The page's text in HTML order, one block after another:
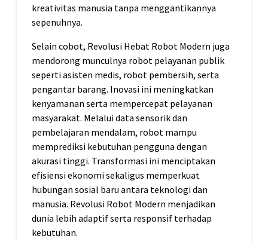
kreativitas manusia tanpa menggantikannya
sepenuhnya.
Selain cobot, Revolusi Hebat Robot Modern juga
mendorong munculnya robot pelayanan publik
seperti asisten medis, robot pembersih, serta
pengantar barang. Inovasi ini meningkatkan
kenyamanan serta mempercepat pelayanan
masyarakat. Melalui data sensorik dan
pembelajaran mendalam, robot mampu
memprediksi kebutuhan pengguna dengan
akurasi tinggi. Transformasi ini menciptakan
efisiensi ekonomi sekaligus memperkuat
hubungan sosial baru antara teknologi dan
manusia. Revolusi Robot Modern menjadikan
dunia lebih adaptif serta responsif terhadap
kebutuhan.